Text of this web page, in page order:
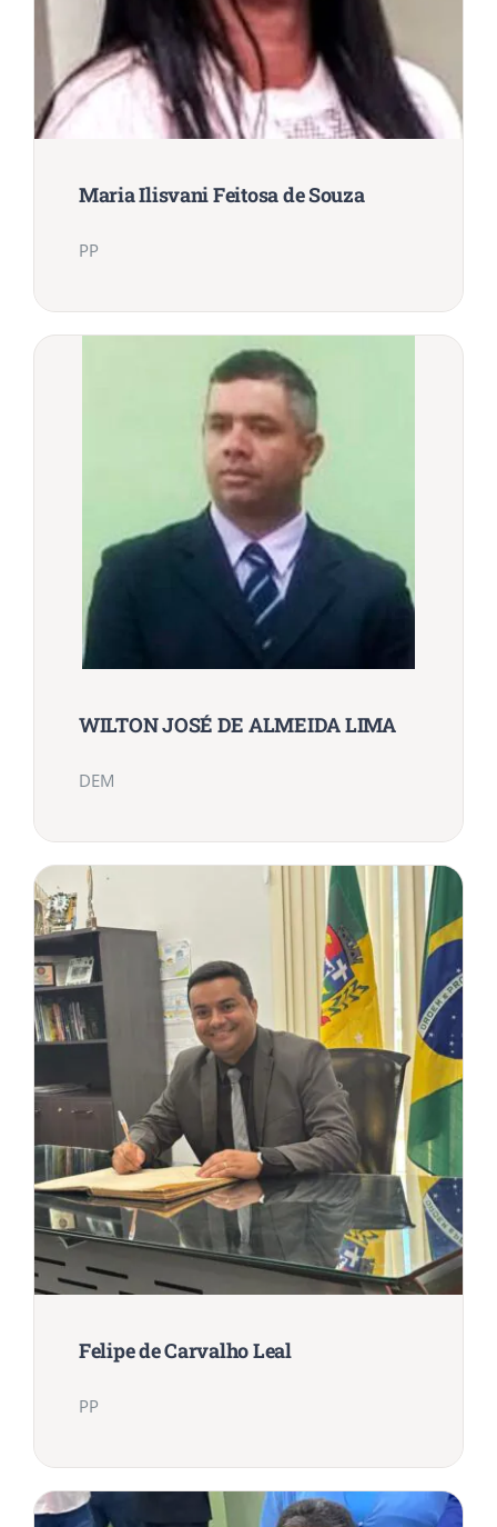
Maria Ilisvani Feitosa de Souza
PP
WILTON JOSÉ DE ALMEIDA LIMA
DEM
Felipe de Carvalho Leal
PP